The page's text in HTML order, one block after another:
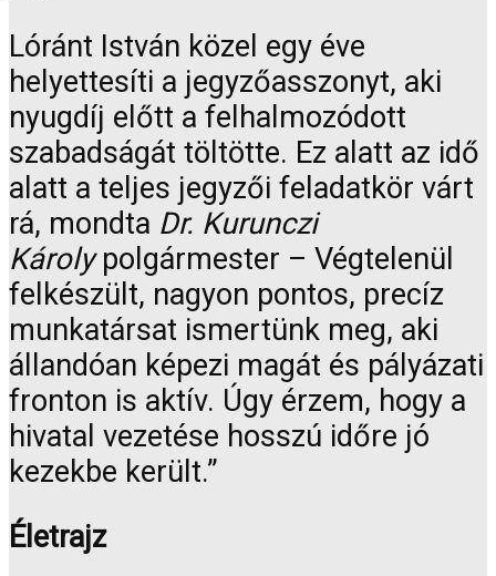
Lóránt István közel egy éve
helyettesíti a jegyzőasszonyt, aki
nyugdíj előtt a felhalmozódott
szabadságát töltötte. Ez alatt az idő
alatt a teljes jegyzői feladatkör várt
rá, mondta Dr. Kurunczi
Károlypolgármester – Végtelenül
felkészült, nagyon pontos, precíz
munkatársat ismertünk meg, aki
állandóan képezi magát és pályázati
fronton is aktív. Úgy érzem, hogy a
hivatal vezetése hosszú időre jó
kezekbe került.”
Életrajz